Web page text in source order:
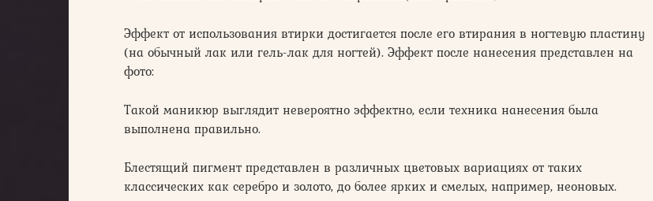
Эффект от использования втирки достигается после его втирания в ногтевую пластину
(на обычный лак или гель-лак для ногтей). Эффект после нанесения представлен на
фото:
Такой маникюр выглядит невероятно эффектно, если техника нанесения была
выполнена правильно.
Блестящий пигмент представлен в различных цветовых вариациях от таких
классических как серебро и золото, до более ярких и смелых, например, неоновых.